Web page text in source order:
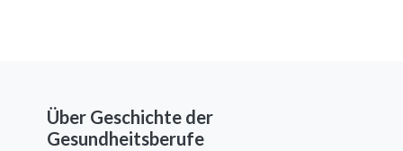
Über Geschichte der
Gesundheitsberufe